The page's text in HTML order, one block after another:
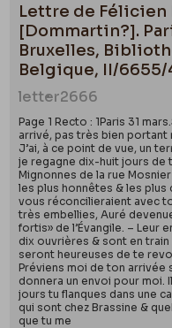
Lettre de Félicien
[Dommartin?].
Bruxelles,
Belgique, II/
letter2666
Page 1 Recto : 1Paris 31
arrivé, pas très bien portant
J’ai, à ce point de vue, un
je regagne dix-huit jours de
Mignonnes de la rue
les plus honnêtes & les plus
vous réconcilieraient avec
très embellies, Auré
fortis» de l’Évangile. – Leur
dix ouvrières & sont en
seront heureuses de te
Préviens moi de ton arrivée
donnera un envoi pour moi.
jours tu flanques dans une
qui sont chez Brassine &
que tu me